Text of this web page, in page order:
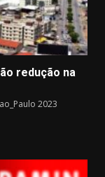
redução na
2023